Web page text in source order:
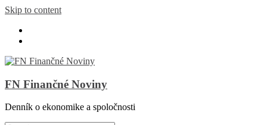
Skip to content
FN Finančné Noviny
Denník o ekonomike a spoločnosti